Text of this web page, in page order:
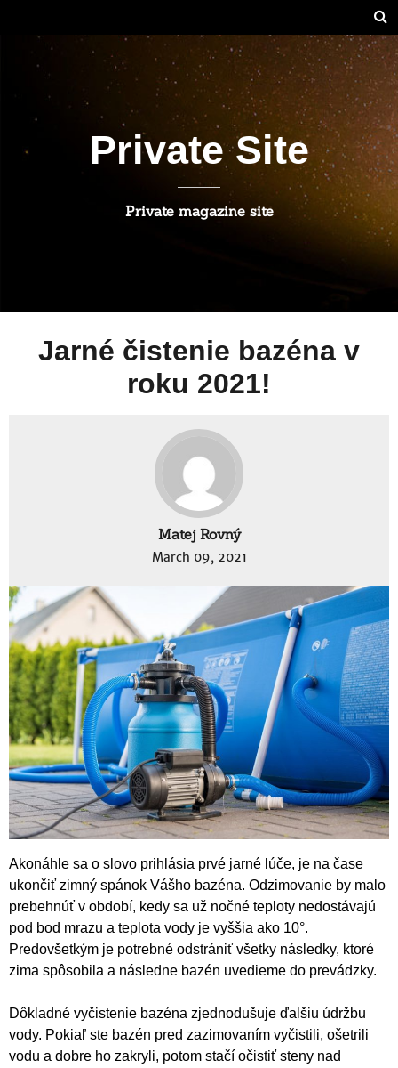
Private Site
Private magazine site
Jarné čistenie bazéna v
roku 2021!
Matej Rovný
March 09, 2021
Akonáhle sa o slovo prihlásia prvé jarné lúče, je na čase
ukončiť zimný spánok Vášho bazéna. Odzimovanie by malo
prebehnúť v období, kedy sa už nočné teploty nedostávajú
pod bod mrazu a teplota vody je vyššia ako 10°.
Predovšetkým je potrebné odstrániť všetky následky, ktoré
zima spôsobila a následne bazén uvedieme do prevádzky.
Dôkladné vyčistenie bazéna zjednodušuje ďalšiu údržbu
vody. Pokiaľ ste bazén pred zazimovaním vyčistili, ošetrili
vodu a dobre ho zakryli, potom stačí očistiť steny nad